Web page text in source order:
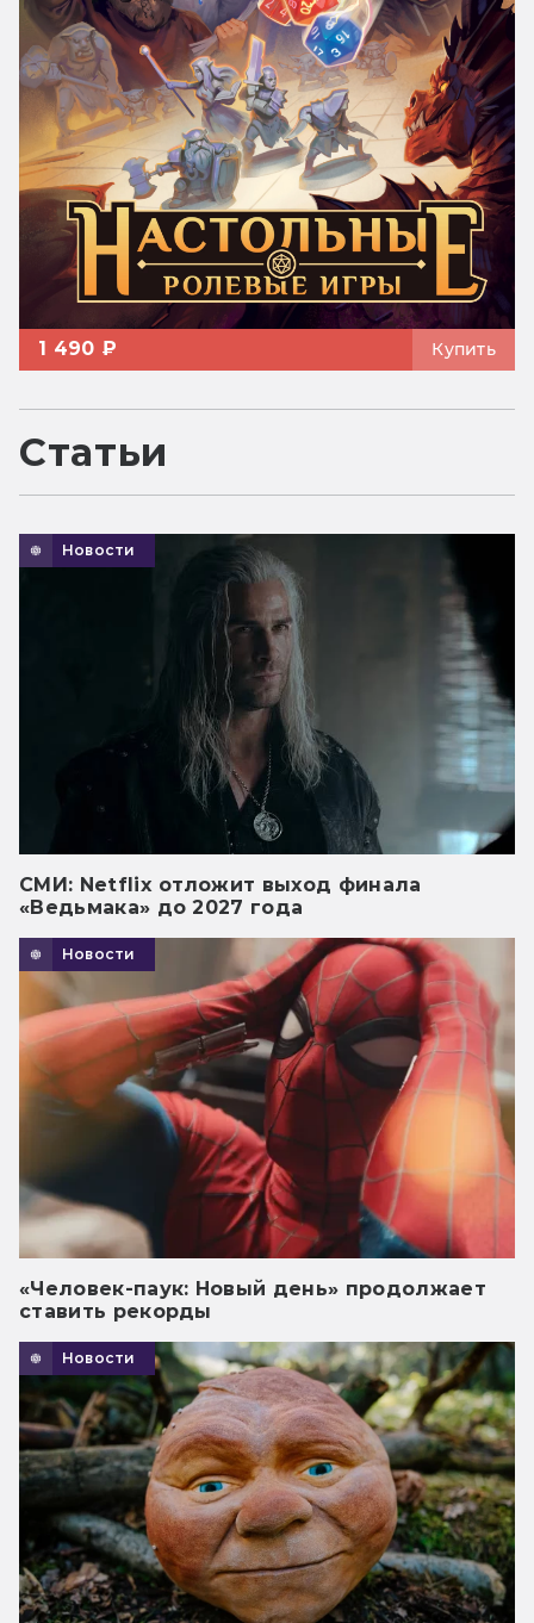
1 490 ₽ Купить
Статьи
Новости
СМИ: Netflix отложит выход финала
«Ведьмака» до 2027 года
Новости
«Человек-паук: Новый день» продолжает
ставить рекорды
Новости